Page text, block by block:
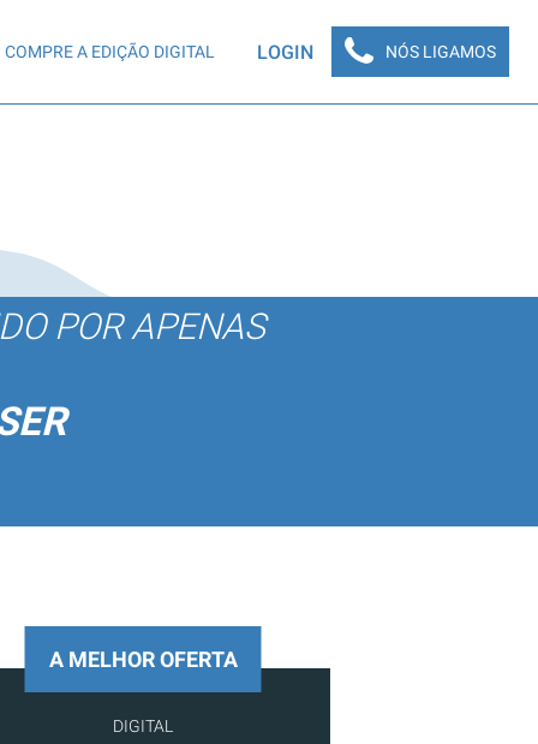
COMPRE A EDIÇÃO DIGITAL LOGIN NÓS LIGAMOS
POR APENAS
A MELHOR OFERTA
DIGITAL